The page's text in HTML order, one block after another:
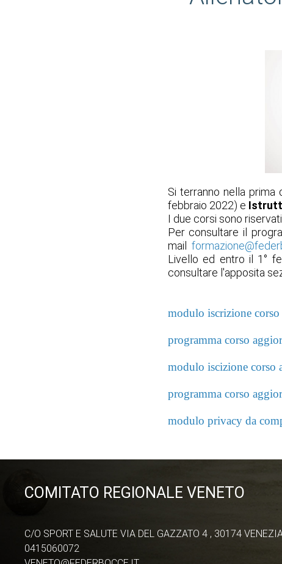
Si terranno nella prima
febbraio 2022) e
I due corsi sono
Per consultare il
mail
Livello ed entro il 1°
consultare l'apposita
modulo iscrizione
programma corso
modulo iscizione corso
programma corso
modulo privacy da
COMITATO REGIONALE VENETO
C/O SPORT E SALUTE VIA DEL GAZZATO 4 , 30174
0415060072